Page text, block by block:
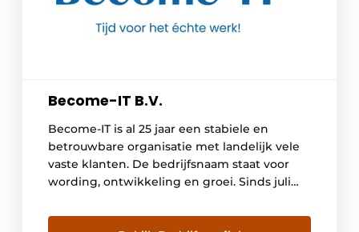
Become-IT B.V.
Become-IT is al 25 jaar een stabiele en
betrouwbare organisatie met landelijk vele
vaste klanten. De bedrijfsnaam staat voor
wording, ontwikkeling en groei. Sinds juli
werk’ centraal in de communicatie en